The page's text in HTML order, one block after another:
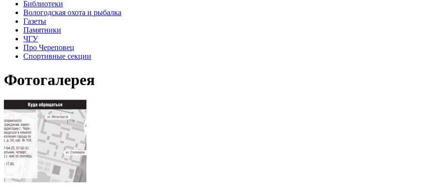
Библиотеки
Вологодская охота и рыбалка
Газеты
Памятники
ЧГУ
Про Череповец
Спортивные секции
Фотогалерея